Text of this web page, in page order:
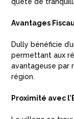
quête de
Avantages
Dully bénéficie
permettant aux
avantageuse par
région.
Proximité avec